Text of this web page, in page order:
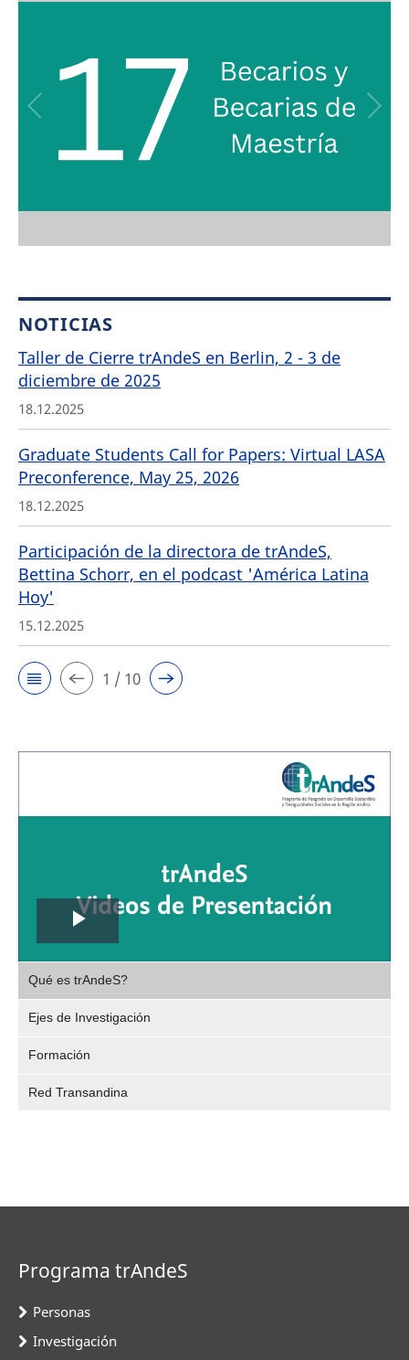
NOTICIAS
Taller de Cierre trAndeS en Berlin, 2 - 3 de
diciembre de 2025
18.12.2025
Graduate Students Call for Papers: Virtual LASA
Preconference, May 25, 2026
18.12.2025
Participación de la directora de trAndeS,
Bettina Schorr, en el podcast 'América Latina
Hoy'
15.12.2025
1 / 10
Play
Video
Qué es trAndeS?
Ejes de Investigación
Formación
Red Transandina
Programa trAndeS
Personas
Investigación